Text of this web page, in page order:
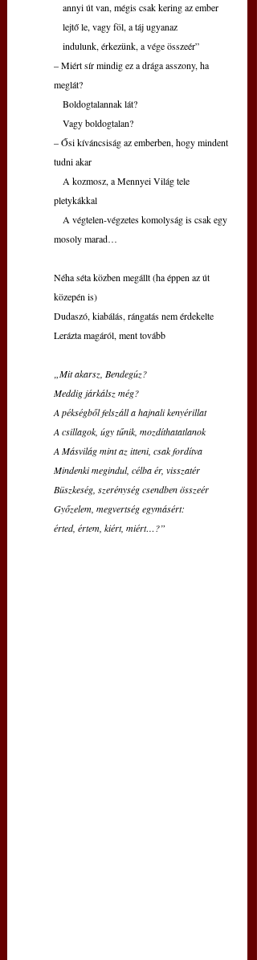
annyi út van, mégis csak kering az ember
lejtő le, vagy föl, a táj ugyanaz
indulunk, érkezünk, a vége összeér”
– Miért sír mindig ez a drága asszony, ha
meglát?
Boldogtalannak lát?
Vagy boldogtalan?
– Ősi kíváncsiság az emberben, hogy mindent
tudni akar
A kozmosz, a Mennyei Világ tele
pletykákkal
A végtelen-végzetes komolyság is csak egy
mosoly marad…
Néha séta közben megállt (ha éppen az út
közepén is)
Dudaszó, kiabálás, rángatás nem érdekelte
Lerázta magáról, ment tovább
„Mit akarsz, Bendegúz?
Meddig járkálsz még?
A pékségből felszáll a hajnali kenyérillat
A csillagok, úgy tűnik, mozdíthatatlanok
A Másvilág mint az itteni, csak fordítva
Mindenki megindul, célba ér, visszatér
Büszkeség, szerénység csendben összeér
Győzelem, megvertség egymásért:
érted, értem, kiért, miért…?”